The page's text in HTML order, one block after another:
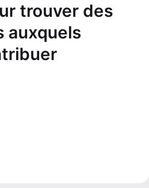
trouver des
auxquels